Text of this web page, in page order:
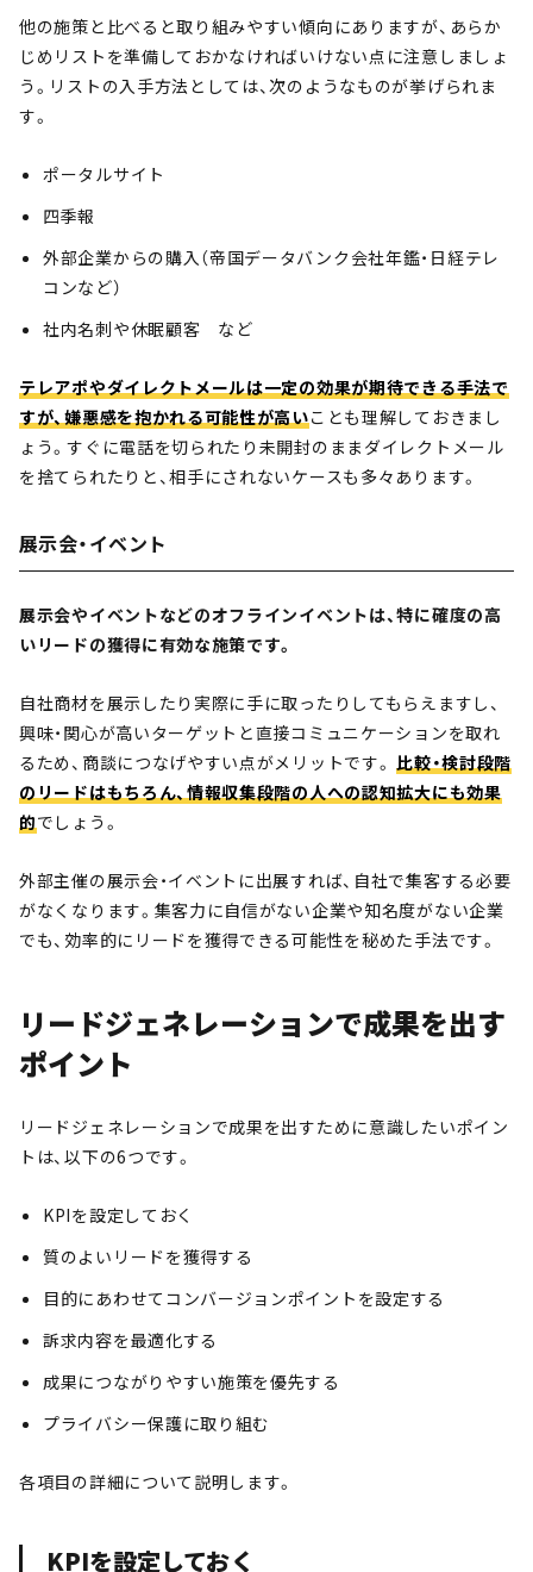
他の施策と比べると取り組みやすい傾向にありますが、あらか
じめリストを準備しておかなければいけない点に注意しましょ
う。リストの入手方法としては、次のようなものが挙げられま
す。
ポータルサイト
四季報
外部企業からの購入（帝国データバンク会社年鑑・日経テレ
コンなど）
社内名刺や休眠顧客 など
テレアポやダイレクトメールは一定の効果が期待できる手法で
すが、嫌悪感を抱かれる可能性が高いことも理解しておきまし
ょう。すぐに電話を切られたり未開封のままダイレクトメール
を捨てられたりと、相手にされないケースも多々あります。
展示会・イベント
展示会やイベントなどのオフラインイベントは、特に確度の高
いリードの獲得に有効な施策です。
自社商材を展示したり実際に手に取ったりしてもらえますし、
興味・関心が高いターゲットと直接コミュニケーションを取れ
るため、商談につなげやすい点がメリットです。比較・検討段階
のリードはもちろん、情報収集段階の人への認知拡大にも効果
的でしょう。
外部主催の展示会・イベントに出展すれば、自社で集客する必要
がなくなります。集客力に自信がない企業や知名度がない企業
でも、効率的にリードを獲得できる可能性を秘めた手法です。
リードジェネレーションで成果を出す
ポイント
リードジェネレーションで成果を出すために意識したいポイン
トは、以下の6つです。
KPIを設定しておく
質のよいリードを獲得する
目的にあわせてコンバージョンポイントを設定する
訴求内容を最適化する
成果につながりやすい施策を優先する
プライバシー保護に取り組む
各項目の詳細について説明します。
KPIを設定しておく